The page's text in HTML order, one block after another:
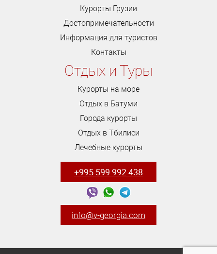
Курорты Грузии
Достопримечательности
Информация для туристов
Контакты
Отдых и Туры
Курорты на море
Отдых в Батуми
Города курорты
Отдых в Тбилиси
Лечебные курорты
+995 599 992 438
info@v-georgia.com